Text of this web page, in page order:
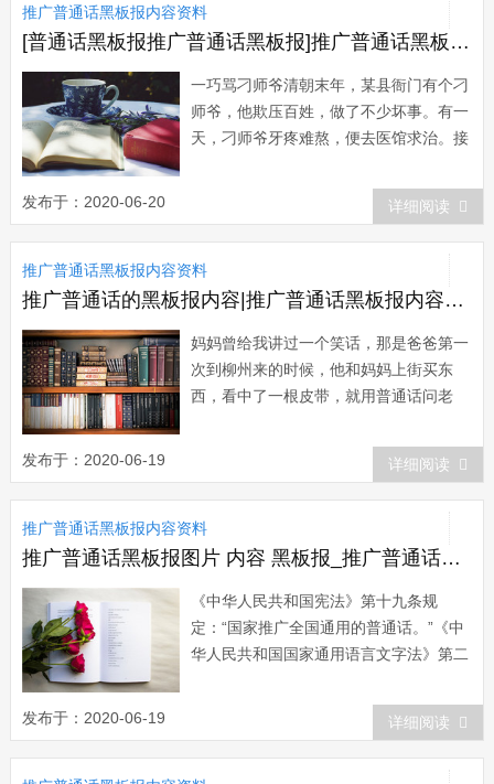
是，在我们农村说普通话的却是太少了，
除去在...
推广普通话黑板报内容资料
[普通话黑板报推广普通话黑板报]推广普通话黑板报：关于普通话的趣味故事
一巧骂刁师爷清朝末年，某县衙门有个刁
师爷，他欺压百姓，做了不少坏事。有一
天，刁师爷牙疼难熬，便去医馆求治。接
师爷说：“刁师爷，你之所牙疼是因为你
的坏牙里有一条毒虫呀!”刁师爷怔了
怔：“是真的?”医生冷笑着说：&l...
发布于：2020-06-20 详细阅读
推广普通话黑板报内容资料
推广普通话的黑板报内容|推广普通话黑板报内容：说普通话，从我做起
妈妈曾给我讲过一个笑话，那是爸爸第一
次到柳州来的时候，他和妈妈上街买东
西，看中了一根皮带，就用普通话问老
州话回答：“四块。”爸爸想了想回答：“十
元?太贵了，七元卖不?”老板听了大笑，
妈妈...
发布于：2020-06-19 详细阅读
推广普通话黑板报内容资料
推广普通话黑板报图片 内容 黑板报_推广普通话黑板报：推广普通话的法律法规
《中华人民共和国宪法》第十九条规
定：“国家推广全国通用的普通话。”《中
华人民共和国国家通用语言文字法》第二
规范汉字。” 第三条规定：“国家推广普通
话，推行规范汉字。”第四条规定：
&ldqu...
发布于：2020-06-19 详细阅读